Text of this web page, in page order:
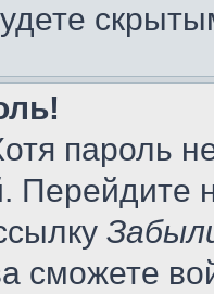
пароль
Перейдите
сможете